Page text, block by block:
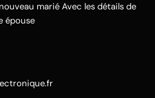
marié Avec les détails de
épouse